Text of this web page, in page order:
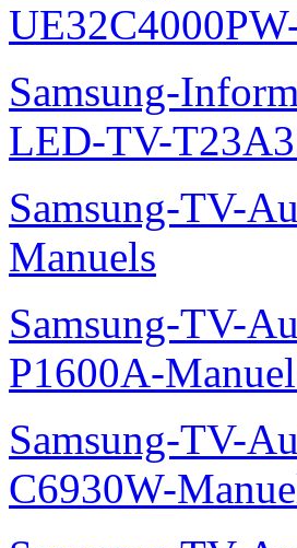
Samsung-
LED-TV-
Samsung-TV-
Manuels
Samsung-TV-
P1600A-
Samsung-TV-
C6930W-